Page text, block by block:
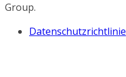
Group.
Datenschutzrichtlinie